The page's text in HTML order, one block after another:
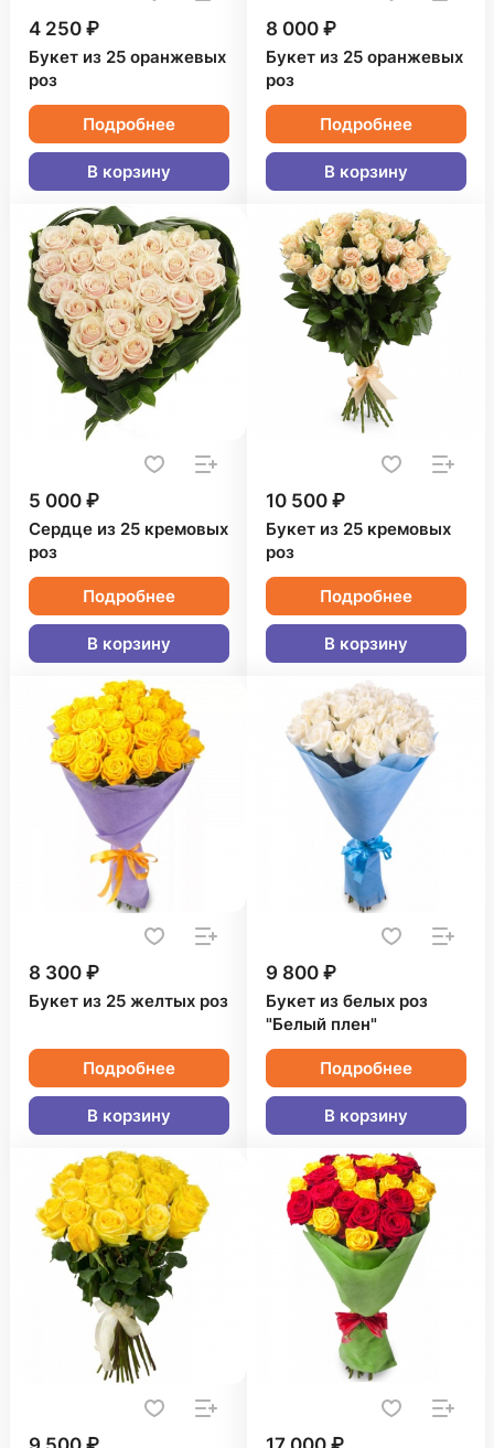
4 250 ₽
Букет из 25 оранжевых
роз
Подробнее
В корзину
8 000 ₽
Букет из 25 оранжевых
роз
Подробнее
В корзину
5 000 ₽
Сердце из 25 кремовых
роз
Подробнее
В корзину
10 500 ₽
Букет из 25 кремовых
роз
Подробнее
В корзину
8 300 ₽
Букет из 25 желтых роз
Подробнее
В корзину
9 800 ₽
Букет из белых роз
"Белый плен"
Подробнее
В корзину